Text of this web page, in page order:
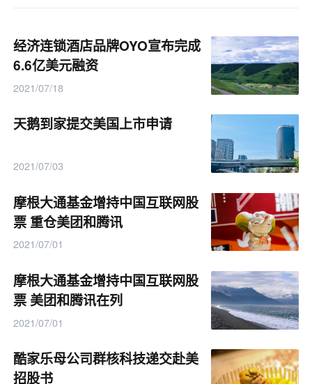
经济连锁酒店品牌OYO宣布完成
6.6亿美元融资
2021/07/18
天鹅到家提交美国上市申请
2021/07/03
摩根大通基金增持中国互联网股
票 重仓美团和腾讯
2021/07/01
摩根大通基金增持中国互联网股
票 美团和腾讯在列
2021/07/01
酷家乐母公司群核科技递交赴美
招股书